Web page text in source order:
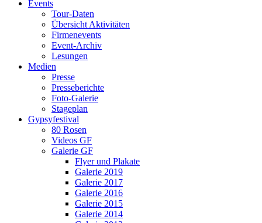
Events
Tour-Daten
Übersicht Aktivitäten
Firmenevents
Event-Archiv
Lesungen
Medien
Presse
Presseberichte
Foto-Galerie
Stageplan
Gypsyfestival
80 Rosen
Videos GF
Galerie GF
Flyer und Plakate
Galerie 2019
Galerie 2017
Galerie 2016
Galerie 2015
Galerie 2014